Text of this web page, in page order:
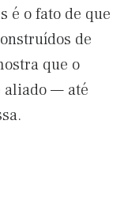
é o fato de que
de
que o
aliado — até